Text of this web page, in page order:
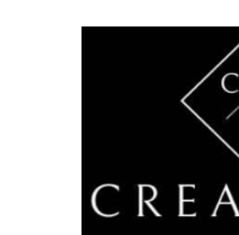
Zum Hauptinhalt springen